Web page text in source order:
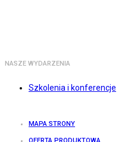
NASZE WYDARZENIA
Szkolenia i konferencje
MAPA STRONY